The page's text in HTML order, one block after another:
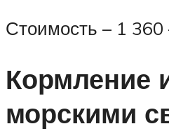
Стоимость – 1 360
Кормление
морскими